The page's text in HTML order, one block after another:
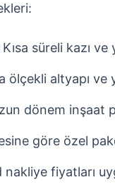
Kısa süreli kazı
ölçekli altyapı ve
dönem inşaat
göre özel
nakliye fiyatları